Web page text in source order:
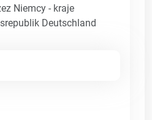
Niemcy - kraje
Deutschland